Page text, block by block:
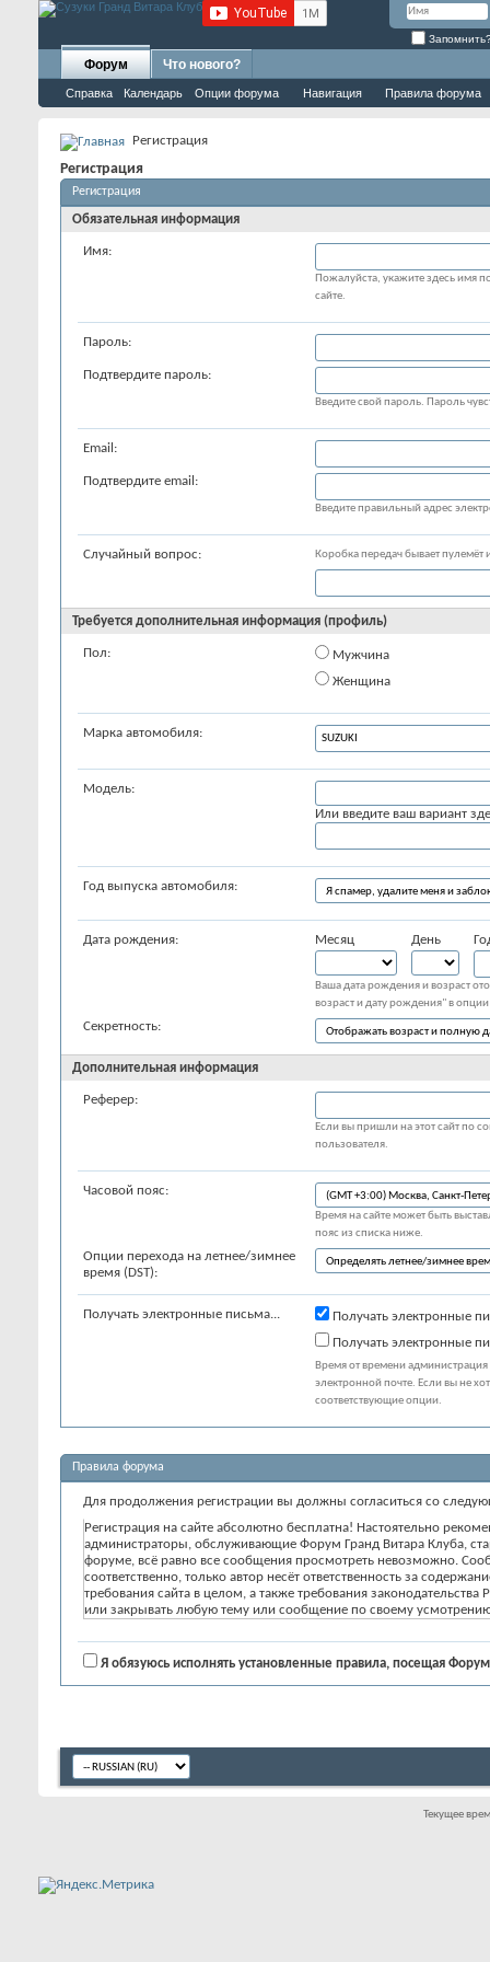
Форум
Справка Календарь Опции форума Навигация Правила форума
Что нового?
Регистрация
Регистрация
Регистрация
Обязательная информация
Имя:
Пожалуйста, укажите здесь имя
сайте.
Пароль:
Подтвердите пароль:
Введите свой пароль. Пароль
Email:
Подтвердите email:
Введите правильный адрес
Случайный вопрос: Коробка передач бывает пулемёт
Требуется дополнительная информация (профиль)
Пол:
Мужчина
Женщина
Марка автомобиля:
Модель:
Или введите ваш вариант
Год выпуска автомобиля:
Дата рождения: Месяц День
Ваша дата рождения и возраст
возраст и дату рождения" в
Секретность:
Дополнительная информация
Реферер:
Если вы пришли на этот сайт по
пользователя.
Часовой пояс:
Время на сайте может быть
пояс из списка ниже.
Опции перехода на летнее/зимнее
время (DST):
Получать электронные письма...
Получать электронные
Получать электронные
Время от времени
электронной почте. Если вы не
соответствующие опции.
Правила форума
Для продолжения регистрации вы должны согласиться со
Регистрация на сайте абсолютно бесплатна! Настоятельно
администраторы, обслуживающие Форум Гранд Витара Клуба,
форуме, всё равно все сообщения просмотреть невозможно.
соответственно, только автор несёт ответственность за
требования сайта в целом, а также требования
или закрывать любую тему или сообщение по своему
Я обязуюсь исполнять установленные правила, посещая
Текущее